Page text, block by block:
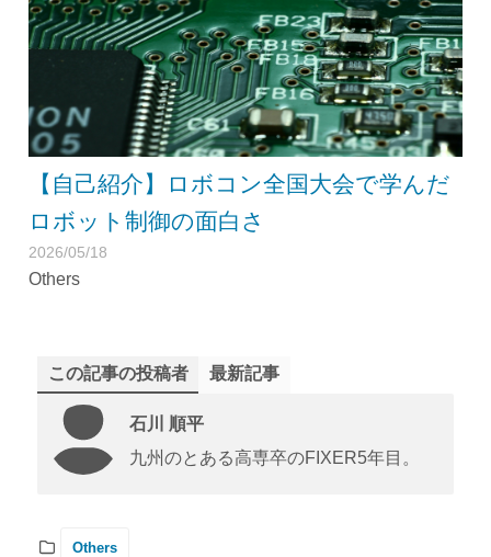
【自己紹介】ロボコン全国大会で学んだ
ロボット制御の面白さ
2026/05/18
Others
この記事の投稿者 最新記事
石川 順平
九州のとある高専卒のFIXER5年目。
Others